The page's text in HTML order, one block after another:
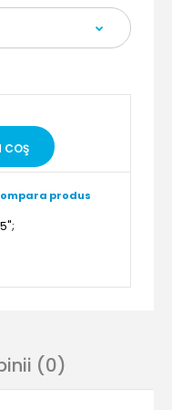
produs
";
(0)